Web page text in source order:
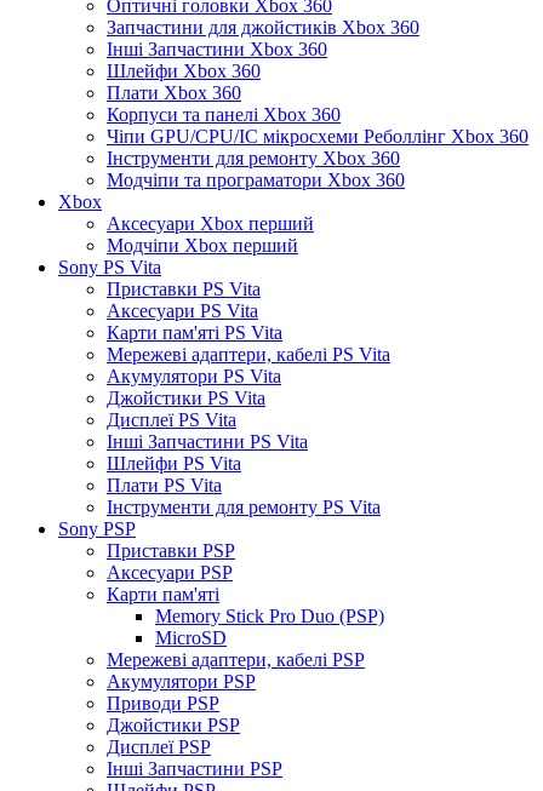
Оптичні головки Xbox 360
Запчастини для джойстиків Xbox 360
Інші Запчастини Xbox 360
Шлейфи Xbox 360
Плати Xbox 360
Корпуси та панелі Xbox 360
Чіпи GPU/CPU/IC мікросхеми Реболлінг Xbox 360
Інструменти для ремонту Xbox 360
Модчіпи та програматори Xbox 360
Xbox
Аксесуари Xbox перший
Модчіпи Xbox перший
Sony PS Vita
Приставки PS Vita
Аксесуари PS Vita
Карти пам'яті PS Vita
Мережеві адаптери, кабелі PS Vita
Акумулятори PS Vita
Джойстики PS Vita
Дисплеї PS Vita
Інші Запчастини PS Vita
Шлейфи PS Vita
Плати PS Vita
Інструменти для ремонту PS Vita
Sony PSP
Приставки PSP
Аксесуари PSP
Карти пам'яті
Memory Stick Pro Duo (PSP)
MicroSD
Мережеві адаптери, кабелі PSP
Акумулятори PSP
Приводи PSP
Джойстики PSP
Дисплеї PSP
Інші Запчастини PSP